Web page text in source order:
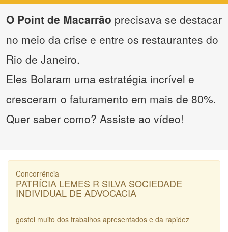
O Point de Macarrão precisava se destacar
no meio da crise e entre os restaurantes do
Rio de Janeiro.
Eles Bolaram uma estratégia incrível e
cresceram o faturamento em mais de 80%.
Quer saber como? Assiste ao vídeo!
Concorrência
PATRÍCIA LEMES R SILVA SOCIEDADE
INDIVIDUAL DE ADVOCACIA
gostei muito dos trabalhos apresentados e da rapidez